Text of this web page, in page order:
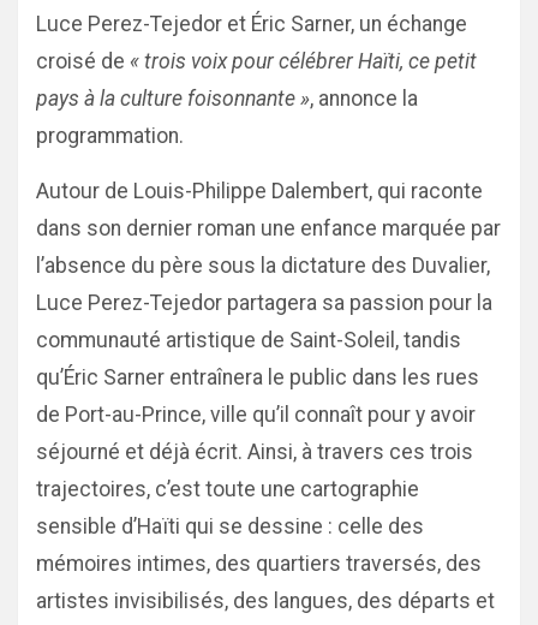
Luce Perez-Tejedor et Éric Sarner, un échange
croisé de « trois voix pour célébrer Haïti, ce petit
pays à la culture foisonnante », annonce la
programmation.
Autour de Louis-Philippe Dalembert, qui raconte
dans son dernier roman une enfance marquée par
l’absence du père sous la dictature des Duvalier,
Luce Perez-Tejedor partagera sa passion pour la
communauté artistique de Saint-Soleil, tandis
qu’Éric Sarner entraînera le public dans les rues
de Port-au-Prince, ville qu’il connaît pour y avoir
séjourné et déjà écrit. Ainsi, à travers ces trois
trajectoires, c’est toute une cartographie
sensible d’Haïti qui se dessine : celle des
mémoires intimes, des quartiers traversés, des
artistes invisibilisés, des langues, des départs et